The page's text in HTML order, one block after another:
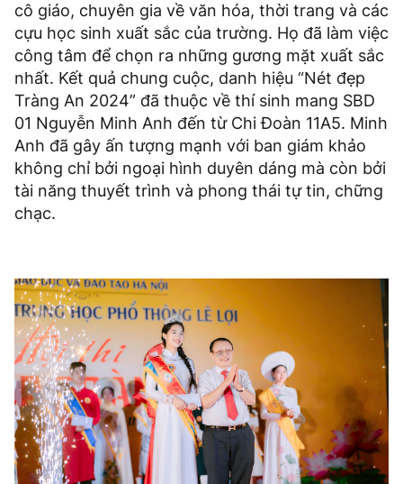
cô giáo, chuyên gia về văn hóa, thời trang và các
cựu học sinh xuất sắc của trường. Họ đã làm việc
công tâm để chọn ra những gương mặt xuất sắc
nhất. Kết quả chung cuộc, danh hiệu “Nét đẹp
Tràng An 2024” đã thuộc về thí sinh mang SBD
01 Nguyễn Minh Anh đến từ Chi Đoàn 11A5. Minh
Anh đã gây ấn tượng mạnh với ban giám khảo
không chỉ bởi ngoại hình duyên dáng mà còn bởi
tài năng thuyết trình và phong thái tự tin, chững
chạc.